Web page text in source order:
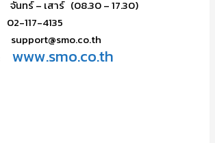
นทร์ – เสาร์ (08.30 – 17.30)
4135
:www.smo.co.th